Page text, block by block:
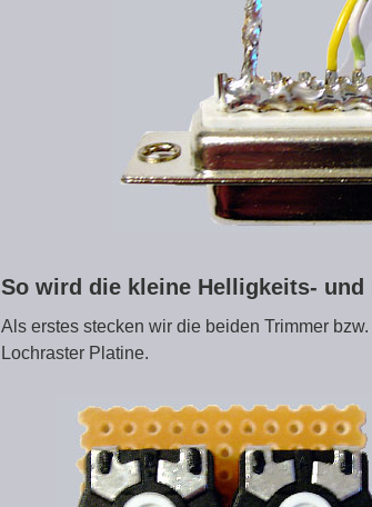
So wird die kleine Helligkeits-
Als erstes stecken wir die beiden Trimmer
Lochraster Platine.